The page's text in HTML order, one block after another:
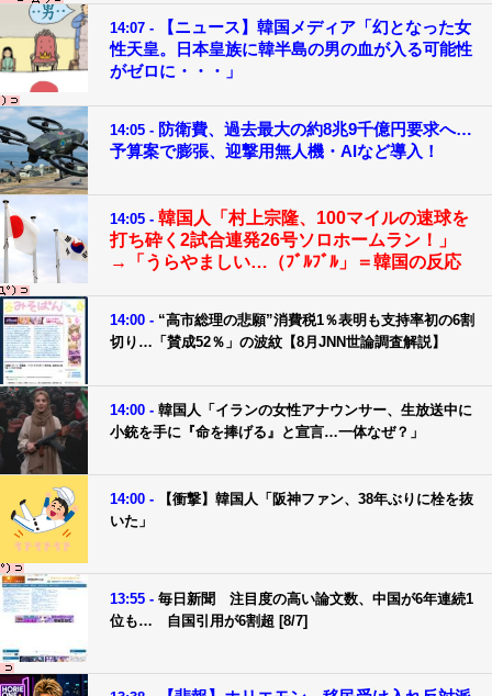
14:07 -
【ニュース】韓国メディア「幻となった女
性天皇。日本皇族に韓半島の男の血が入る可能性
がゼロに・・・」
14:05 - 防衛費、過去最大の約8兆9千億円要求へ…
予算案で膨張、迎撃用無人機・AIなど導入！
14:05 - 韓国人「村上宗隆、100マイルの速球を
打ち砕く2試合連発26号ソロホームラン！」
→「うらやましい…（ﾌﾞﾙﾌﾞﾙ」＝韓国の反応
14:00 - “高市総理の悲願”消費税1％表明も支持率初の6割
切り…「賛成52％」の波紋【8月JNN世論調査解説】
14:00 - 韓国人「イランの女性アナウンサー、生放送中に
小銃を手に『命を捧げる』と宣言…一体なぜ？」
14:00 -
【衝撃】韓国人「阪神ファン、38年ぶりに栓を抜
いた」
13:55 - 毎日新聞 注目度の高い論文数、中国が6年連続1
位も… 自国引用が6割超 [8/7]